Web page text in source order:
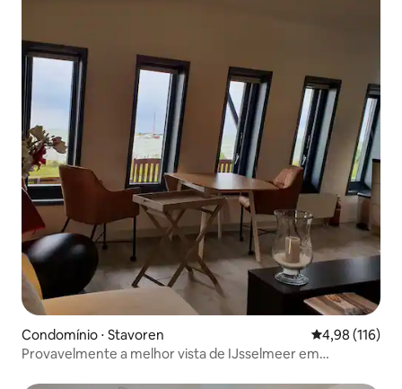
Condomínio ⋅ Stavoren 4,98 de uma
4,98 (116)
Provavelmente a melhor vista de IJsselmeer em